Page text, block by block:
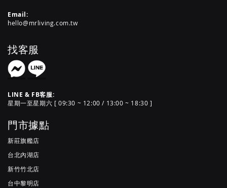
Email:
hello@mrliving.com.tw
找客服
LINE & FB客服:
星期一至星期六 [ 09:30 ~ 12:00 / 13:00 ~ 18:30 ]
門市據點
新莊旗艦店
台北內湖店
新竹竹北店
台中黎明店